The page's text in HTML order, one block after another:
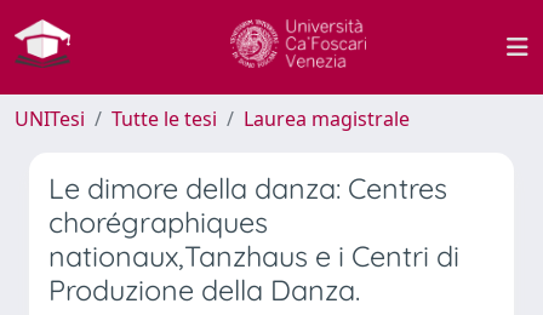
UNITesi Tutte le tesi Laurea magistrale
Le dimore della danza: Centres
chorégraphiques
nationaux,Tanzhaus e i Centri di
Produzione della Danza.